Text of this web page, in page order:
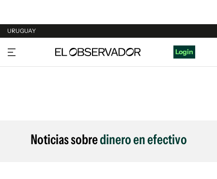
URUGUAY
URUGUAY
ARGENTINA
Login
Noticias sobredinero en efectivo